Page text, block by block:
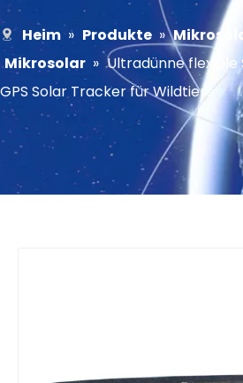
Heim » Produkte »
Mikrosolar » Ultradünne flexible
GPS Solar Tracker für Wildtiere